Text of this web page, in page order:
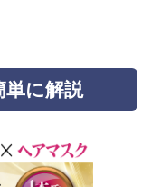
単に解説